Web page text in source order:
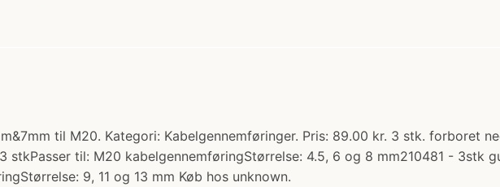
til M20. Kategori: Kabelgennemføringer. Pris: 89.00 kr. 3 stk. forboret
stkPasser til: M20 kabelgennemføringStørrelse: 4.5, 6 og 8 mm210481 - 3stk
9, 11 og 13 mm Køb hos unknown.